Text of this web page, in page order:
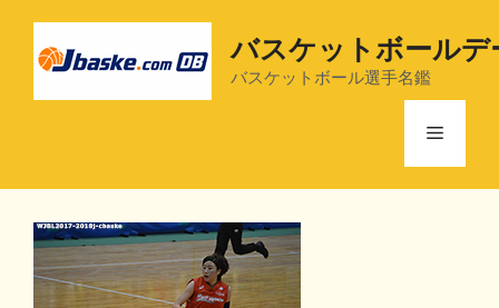
バスケットボールデ
バスケットボール選手名鑑
メ